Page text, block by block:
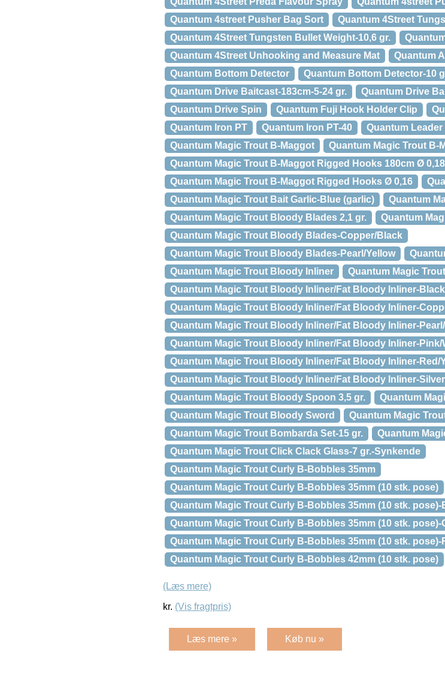
Quantum 4street Pusher Bag Sort
Quantum 4Street
Quantum 4Street Tungsten Bullet Weight-10,6 gr.
Quantum 4Street Unhooking and Measure Mat
Quantum
Quantum Bottom Detector
Quantum Bottom Detector-10
Quantum Drive Baitcast-183cm-5-24 gr.
Quantum Drive
Quantum Drive Spin
Quantum Fuji Hook Holder Clip
Quantum Iron PT
Quantum Iron PT-40
Quantum
Quantum Magic Trout B-Maggot
Quantum Magic Trout B-
Quantum Magic Trout B-Maggot Rigged Hooks 180cm Ø 0,18
Quantum Magic Trout B-Maggot Rigged Hooks Ø 0,16
Quantum Magic Trout Bait Garlic-Blue (garlic)
Quantum
Quantum Magic Trout Bloody Blades 2,1 gr.
Quantum
Quantum Magic Trout Bloody Blades-Copper/Black
Quantum Magic Trout Bloody Blades-Pearl/Yellow
Quantum Magic Trout Bloody Inliner
Quantum Magic
Quantum Magic Trout Bloody Inliner/Fat Bloody Inliner-
Quantum Magic Trout Bloody Inliner/Fat Bloody Inliner-
Quantum Magic Trout Bloody Inliner/Fat Bloody Inliner-
Quantum Magic Trout Bloody Inliner/Fat Bloody Inliner-Pink/
Quantum Magic Trout Bloody Inliner/Fat Bloody Inliner-Red/
Quantum Magic Trout Bloody Inliner/Fat Bloody Inliner-
Quantum Magic Trout Bloody Spoon 3,5 gr.
Quantum
Quantum Magic Trout Bloody Sword
Quantum Magic
Quantum Magic Trout Bombarda Set-15 gr.
Quantum
Quantum Magic Trout Click Clack Glass-7 gr.-Synkende
Quantum Magic Trout Curly B-Bobbles 35mm
Quantum Magic Trout Curly B-Bobbles 35mm (10 stk. pose)
Quantum Magic Trout Curly B-Bobbles 35mm (10 stk. pose)-
Quantum Magic Trout Curly B-Bobbles 35mm (10 stk. pose)-
Quantum Magic Trout Curly B-Bobbles 35mm (10 stk. pose)-
Quantum Magic Trout Curly B-Bobbles 42mm (10 stk. pose)
(Læs mere)
kr. (Vis fragtpris)
Læs mere » Køb nu »